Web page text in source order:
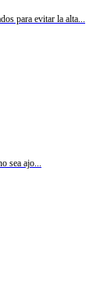
para evitar la alta...
sea ajo...